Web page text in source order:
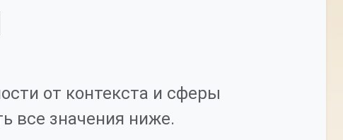
от контекста и сферы
все значения ниже.